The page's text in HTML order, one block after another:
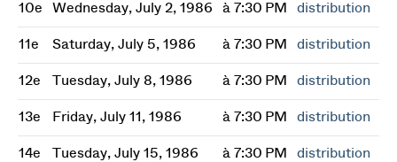
10e Wednesday, July 2, 1986 à 7:30 PM distribution
11e Saturday, July 5, 1986 à 7:30 PM distribution
12e Tuesday, July 8, 1986 à 7:30 PM distribution
13e Friday, July 11, 1986 à 7:30 PM distribution
14e Tuesday, July 15, 1986 à 7:30 PM distribution